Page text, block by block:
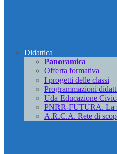
Didattica
Panoramica
Offerta formativa
I progetti delle classi
Programmazioni
Uda Educazione
PNRR-FUTURA. La
A.R.C.A. Rete di